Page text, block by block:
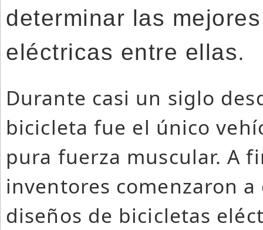
determinar las
eléctricas entre ellas.
Durante casi un siglo
bicicleta fue el único
pura fuerza muscular. A
inventores comenzaron
diseños de bicicletas